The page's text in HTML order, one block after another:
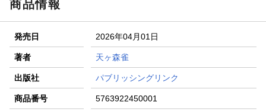
商品情報
発売日 2026年04月01日
著者 天ヶ森雀
出版社 パブリッシングリンク
商品番号 5763922450001